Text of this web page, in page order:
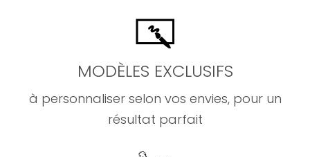
MODÈLES EXCLUSIFS
à personnaliser selon vos envies, pour un
résultat parfait